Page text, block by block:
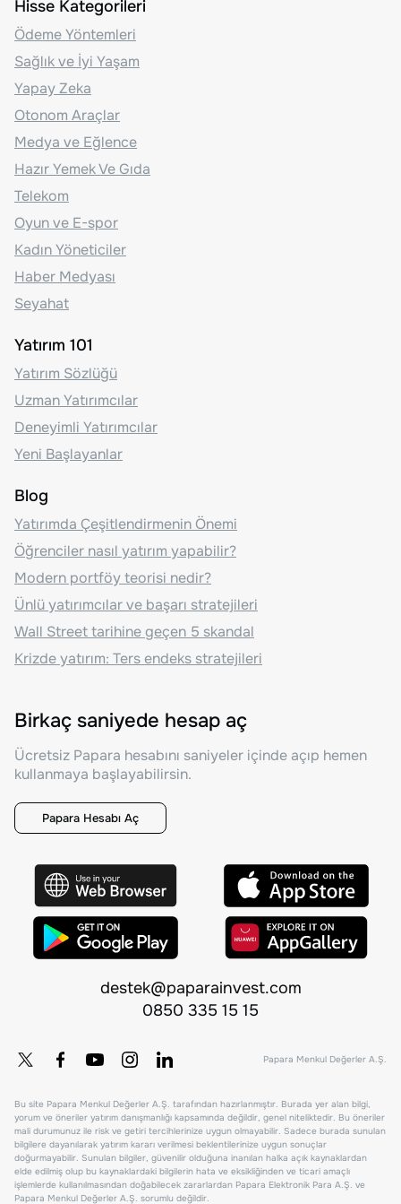
Hisse Kategorileri
Ödeme Yöntemleri
Sağlık ve İyi Yaşam
Yapay Zeka
Otonom Araçlar
Medya ve Eğlence
Hazır Yemek Ve Gıda
Telekom
Oyun ve E-spor
Kadın Yöneticiler
Haber Medyası
Seyahat
Yatırım 101
Yatırım Sözlüğü
Uzman Yatırımcılar
Deneyimli Yatırımcılar
Yeni Başlayanlar
Blog
Yatırımda Çeşitlendirmenin Önemi
Öğrenciler nasıl yatırım yapabilir?
Modern portföy teorisi nedir?
Ünlü yatırımcılar ve başarı stratejileri
Wall Street tarihine geçen 5 skandal
Krizde yatırım: Ters endeks stratejileri
Birkaç saniyede hesap aç
Ücretsiz Papara hesabını saniyeler içinde açıp hemen
kullanmaya başlayabilirsin.
Papara Hesabı Aç
destek@paparainvest.com
0850 335 15 15
Papara Menkul Değerler A.Ş.
Bu site Papara Menkul Değerler A.Ş. tarafından hazırlanmıştır. Burada yer alan bilgi,
yorum ve öneriler yatırım danışmanlığı kapsamında değildir, genel niteliktedir. Bu öneriler
mali durumunuz ile risk ve getiri tercihlerinize uygun olmayabilir. Sadece burada sunulan
bilgilere dayanılarak yatırım kararı verilmesi beklentilerinize uygun sonuçlar
doğurmayabilir. Sunulan bilgiler, güvenilir olduğuna inanılan halka açık kaynaklardan
elde edilmiş olup bu kaynaklardaki bilgilerin hata ve eksikliğinden ve ticari amaçlı
işlemlerde kullanılmasından doğabilecek zararlardan Papara Elektronik Para A.Ş. ve
Papara Menkul Değerler A.Ş. sorumlu değildir.